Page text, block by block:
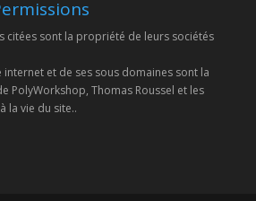
citées sont la propriété de leurs sociétés
internet et de ses sous domaines sont la
PolyWorkshop, Thomas Roussel et les
la vie du site..